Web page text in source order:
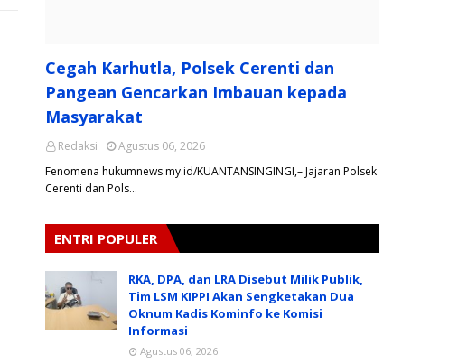
Cegah Karhutla, Polsek Cerenti dan
Pangean Gencarkan Imbauan kepada
Masyarakat
Redaksi
Agustus 06, 2026
Fenomena hukumnews.my.id/KUANTANSINGINGI,– Jajaran Polsek
Cerenti dan Pols…
ENTRI POPULER
RKA, DPA, dan LRA Disebut Milik Publik,
Tim LSM KIPPI Akan Sengketakan Dua
Oknum Kadis Kominfo ke Komisi
Informasi
Agustus 06, 2026